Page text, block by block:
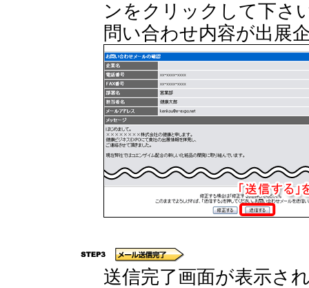
ンをクリックして下さ
問い合わせ内容が出展
送信完了画面が表示さ